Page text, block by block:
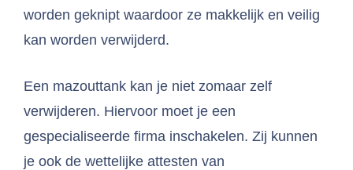
worden geknipt waardoor ze makkelijk en veilig
kan worden verwijderd.
Een mazouttank kan je niet zomaar zelf
verwijderen. Hiervoor moet je een
gespecialiseerde firma inschakelen. Zij kunnen
je ook de wettelijke attesten van